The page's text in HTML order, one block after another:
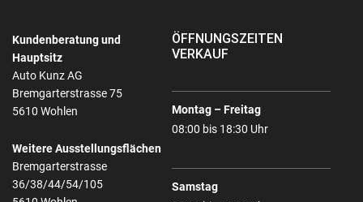
Kundenberatung und
Hauptsitz
Auto Kunz AG
Bremgarterstrasse 75
5610 Wohlen
Weitere Ausstellungsflächen
Bremgarterstrasse
36/38/44/54/105
ÖFFNUNGSZEITEN
VERKAUF
Montag – Freitag
08:00 bis 18:30 Uhr
Samstag